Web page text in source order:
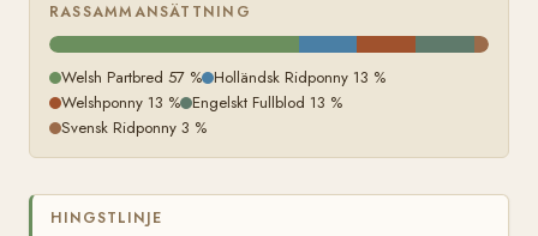
RASSAMMANSÄTTNING
Welsh Partbred 57 % Holländsk Ridponny 13 %
Welshponny 13 % Engelskt Fullblod 13 %
Svensk Ridponny 3 %
HINGSTLINJE